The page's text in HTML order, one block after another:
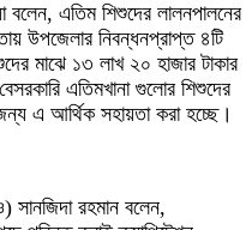
বলেন, এতিম শিশুদের লালনপালনের
উপজেলার নিবন্ধনপ্রাপ্ত ৪টি
মাঝে ১৩ লাখ ২০ হাজার টাকার
এতিমখানা গুলোর শিশুদের
এ আর্থিক সহায়তা করা হচ্ছে।
সানজিদা রহমান বলেন,